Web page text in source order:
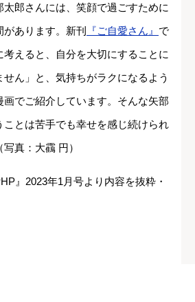
郎さんには、笑顔で過ごすために
あります。新刊
『ご自愛さん』 で
考えると、自分を大切にすることに
ん」と、気持ちがラクになるよう
画でご紹介しています。そんな矢部
ことは苦手でも幸せを感じ続けられ
真：大靍 円）
』2023年1月号より内容を抜粋・